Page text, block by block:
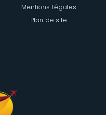
Mentions Légales
Plan de site